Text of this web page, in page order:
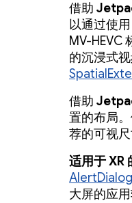
借助
以通过使
MV-HEVC
的沉浸式
借助
置的布局
荐的可视
适用于
AlertDialog
大屏的应用